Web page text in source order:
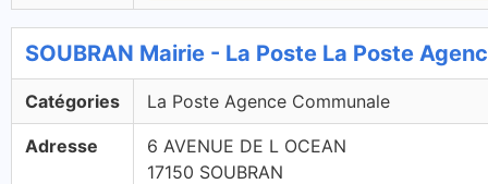
SOUBRAN Mairie - La Poste La Poste
Catégories La Poste Agence Communale
Adresse
6 AVENUE DE L OCEAN
17150 SOUBRAN